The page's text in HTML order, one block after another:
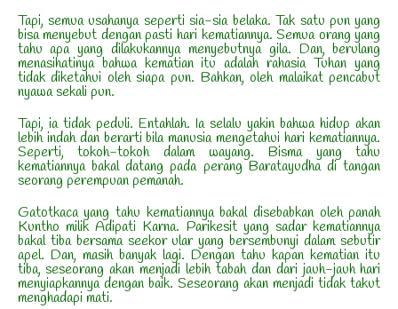
Tapi, semua usahanya seperti sia-sia belaka. Tak satu pun yang
bisa menyebut dengan pasti hari kematiannya. Semua orang yang
tahu apa yang dilakukannya menyebutnya gila. Dan, berulang
menasihatinya bahwa kematian itu adalah rahasia Tuhan yang
tidak diketahui oleh siapa pun. Bahkan, oleh malaikat pencabut
nyawa sekali pun.
Tapi, ia tidak peduli. Entahlah. Ia selalu yakin bahwa hidup akan
lebih indah dan berarti bila manusia mengetahui hari kematiannya.
Seperti, tokoh-tokoh dalam wayang. Bisma yang tahu
kematiannya bakal datang pada perang Baratayudha di tangan
seorang perempuan pemanah.
Gatotkaca yang tahu kematiannya bakal disebabkan oleh panah
Kuntho milik Adipati Karna. Parikesit yang sadar kematiannya
bakal tiba bersama seekor ular yang bersembunyi dalam sebutir
apel. Dan, masih banyak lagi. Dengan tahu kapan kematian itu
tiba, seseorang akan menjadi lebih tabah dan dari jauh-jauh hari
menyiapkannya dengan baik. Seseorang akan menjadi tidak takut
menghadapi mati.